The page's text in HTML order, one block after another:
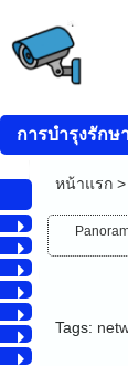
การบำรุงรักษ
หน้าแรก>
Tags: